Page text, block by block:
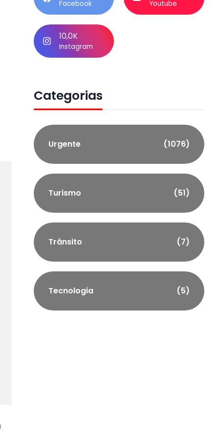
Facebook Youtube
10,0K
Instagram
Categorias
Urgente (1076)
Turismo (51)
Trânsito (7)
Tecnologia (5)